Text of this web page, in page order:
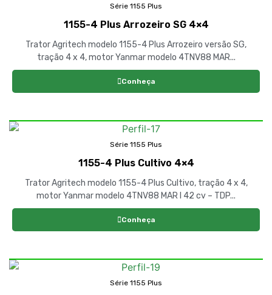
Série 1155 Plus
1155-4 Plus Arrozeiro SG 4×4
Trator Agritech modelo 1155-4 Plus Arrozeiro versão SG,
tração 4 x 4, motor Yanmar modelo 4TNV88 MAR...
Conheça
Série 1155 Plus
1155-4 Plus Cultivo 4×4
Trator Agritech modelo 1155-4 Plus Cultivo, tração 4 x 4,
motor Yanmar modelo 4TNV88 MAR I 42 cv – TDP...
Conheça
Série 1155 Plus